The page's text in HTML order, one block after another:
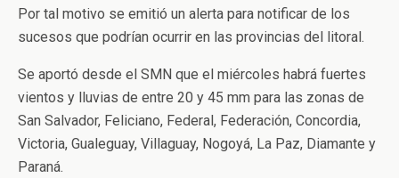
Por tal motivo se emitió un alerta para notificar de los
sucesos que podrían ocurrir en las provincias del litoral.
Se aportó desde el SMN que el miércoles habrá fuertes
vientos y lluvias de entre 20 y 45 mm para las zonas de
San Salvador, Feliciano, Federal, Federación, Concordia,
Victoria, Gualeguay, Villaguay, Nogoyá, La Paz, Diamante y
Paraná.